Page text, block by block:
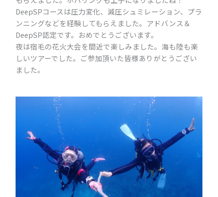
DeepSPコースは圧力変化、減圧シュミレーション、プラ
ンニングなどを経験してもらえました。アドバンス＆
DeepSP認定です。おめでとうございます。
夜は宿毛の花火大会を間近で楽しみました。海も陸も楽
しいツアーでした。ご参加頂いた皆様ありがとうござい
ました。